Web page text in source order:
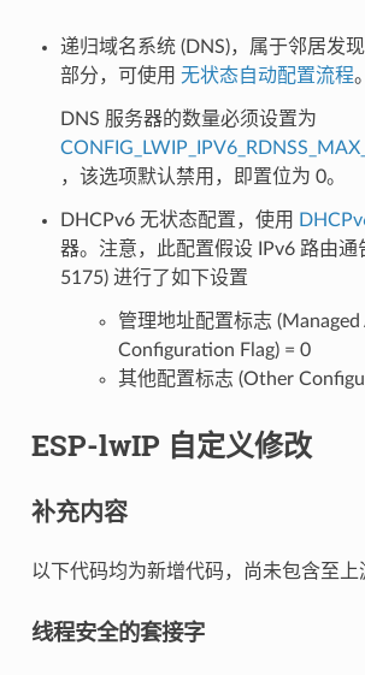
递归域名系统 (DNS)，属于邻居发
部分，可使用 无状态自动配置流程。
DNS 服务器的数量必须设置为
，该选项默认禁用，即置位为 0。
DHCPv6 无状态配置，使用
器。注意，此配置假设 IPv6 路由通
5175) 进行了如下设置
管理地址配置标志 (Managed
Configuration Flag) = 0
其他配置标志 (Other
ESP-lwIP 自定义修改
补充内容
以下代码均为新增代码，尚未包含至上
线程安全的套接字